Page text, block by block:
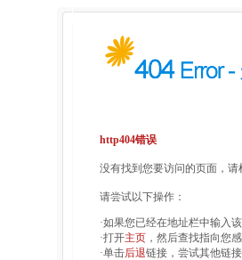
http404错误
没有找到您要访问的页面，
请尝试以下操作：
·如果您已经在地址栏中输入
·打开主页 ，然后查找指向您
·单击后退链接，尝试其他链